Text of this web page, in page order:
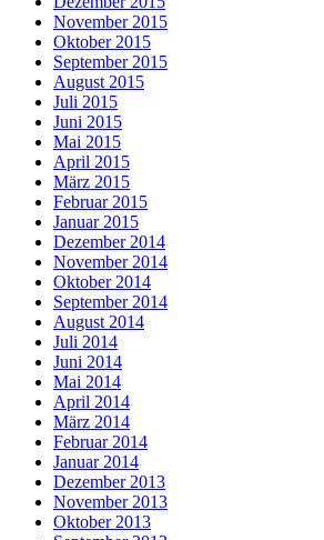
November 2015
Oktober 2015
September 2015
August 2015
Juli 2015
Juni 2015
Mai 2015
April 2015
März 2015
Februar 2015
Januar 2015
Dezember 2014
November 2014
Oktober 2014
September 2014
August 2014
Juli 2014
Juni 2014
Mai 2014
April 2014
März 2014
Februar 2014
Januar 2014
Dezember 2013
November 2013
Oktober 2013